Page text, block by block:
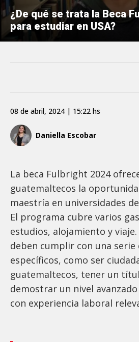
¿De qué se trata la Beca
para estudiar en USA?
Daniella Escobar
08 de abril, 2024 | 15:22 hs
La beca Fulbright 2024
guatemaltecos la
maestría en universidades
El programa cubre varios
estudios, alojamiento y
deben cumplir con una
específicos, como ser
guatemaltecos, tener un
demostrar un nivel
con experiencia laboral